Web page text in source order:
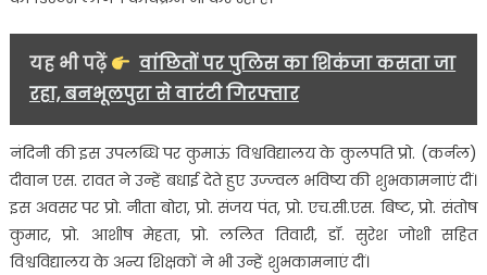
यह भी पढ़ें
वांछितों पर पुलिस का शिकंजा कसता जा
रहा, बनभूलपुरा से वारंटी गिरफ्तार
नंदिनी की इस उपलब्धि पर कुमाऊं विश्वविद्यालय के कुलपति प्रो. (कर्नल)
दीवान एस. रावत ने उन्हें बधाई देते हुए उज्ज्वल भविष्य की शुभकामनाएं दीं।
इस अवसर पर प्रो. नीता बोरा, प्रो. संजय पंत, प्रो. एच.सी.एस. बिष्ट, प्रो. संतोष
कुमार, प्रो. आशीष मेहता, प्रो. ललित तिवारी, डॉ. सुरेश जोशी सहित
विश्वविद्यालय के अन्य शिक्षकों ने भी उन्हें शुभकामनाएं दीं।